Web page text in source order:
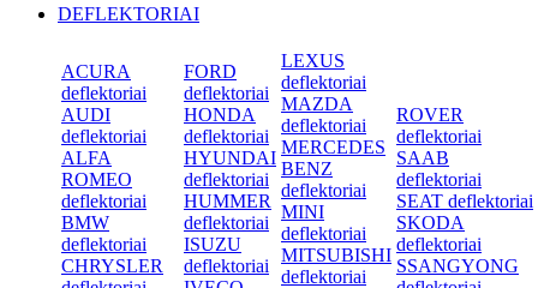
DEFLEKTORIAI
ACURA
deflektoriai
AUDI
deflektoriai
ALFA
ROMEO
deflektoriai
BMW
deflektoriai
CHRYSLER
FORD
deflektoriai
HONDA
deflektoriai
HYUNDAI
deflektoriai
HUMMER
deflektoriai
ISUZU
deflektoriai
LEXUS
deflektoriai
MAZDA
deflektoriai
MERCEDES
BENZ
deflektoriai
MINI
deflektoriai
MITSUBISHI
deflektoriai
ROVER
deflektoriai
SAAB
deflektoriai
SEAT deflektoriai
SKODA
deflektoriai
SSANGYONG